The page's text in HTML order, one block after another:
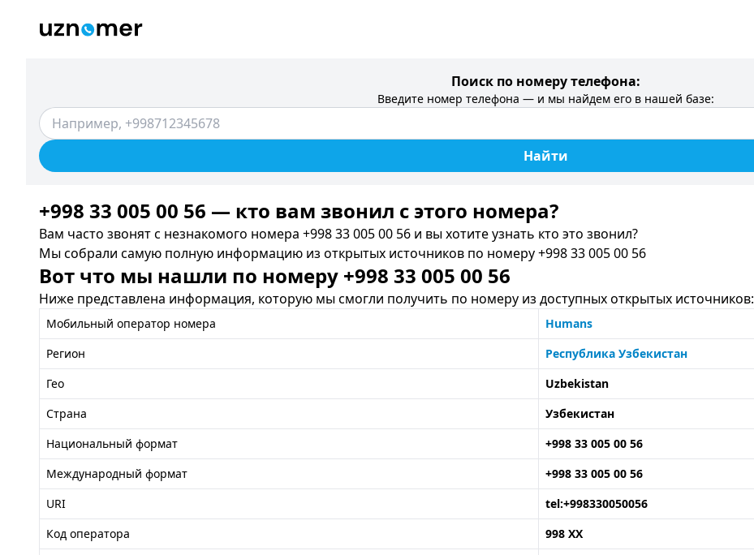
Поиск по номеру телефона:
Введите номер телефона — и мы найдем его в нашей базе:
Найти
+998 33 005 00 56 — кто вам звонил c этого номера?
Вам часто звонят с незнакомого номера +998 33 005 00 56 и вы хотите узнать кто это звонил?
Мы собрали самую полную информацию из открытых источников по номеру +998 33 005 00 56
Вот что мы нашли по номеру +998 33 005 00 56
Ниже представлена информация, которую мы смогли получить по номеру из доступных открытых источников:
Мобильный оператор номера
Humans
Регион
Республика Узбекистан
Гео
Uzbekistan
Страна
Узбекистан
Национальный формат
+998 33 005 00 56
Международный формат
+998 33 005 00 56
URI
tel:+998330050056
Код оператора
998 XX